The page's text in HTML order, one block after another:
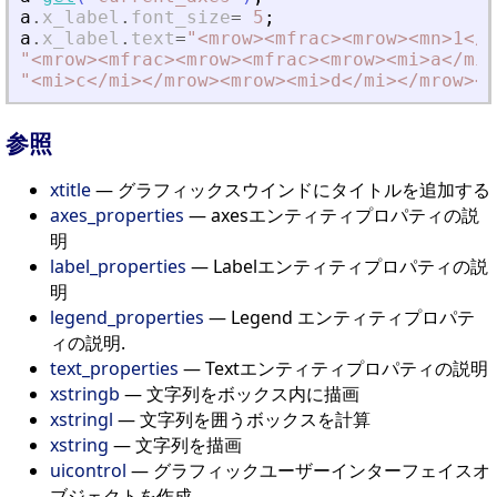
a . x_label . font_size= 5 ;
a . x_label . text="<mrow><mfrac><mrow><mn>1</
"<mrow><mfrac><mrow><mfrac><mrow><mi>a</mi
"<mi>c</mi></mrow><mrow><mi>d</mi></mrow><
参照
xtitle— グラフィックスウインドにタイトルを追加する
axes_properties — axesエンティティプロパティの説
明
label_properties — Labelエンティティプロパティの説
明
legend_properties — Legend エンティティプロパテ
ィの説明.
text_properties — Textエンティティプロパティの説明
xstringb — 文字列をボックス内に描画
xstringl — 文字列を囲うボックスを計算
xstring — 文字列を描画
uicontrol — グラフィックユーザーインターフェイスオ